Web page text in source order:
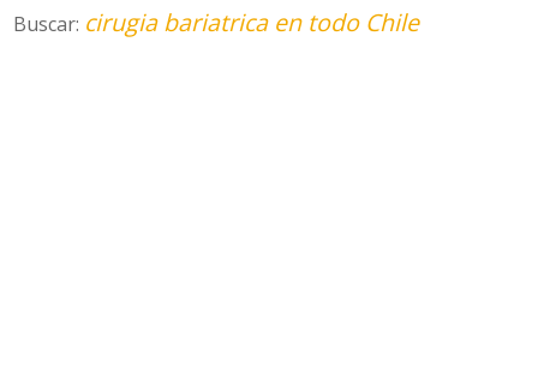
Buscar: cirugia bariatrica en todo Chile